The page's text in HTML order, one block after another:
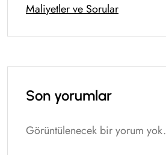
Maliyetler ve Sorular
Son yorumlar
Görüntülenecek bir yorum yok.